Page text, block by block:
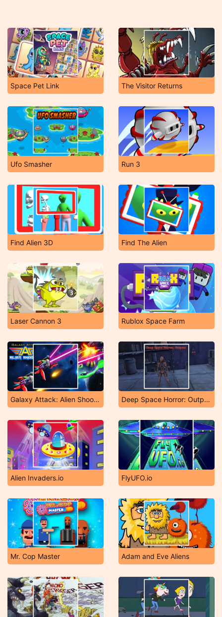
Space Pet Link The Visitor Returns
Ufo Smasher Run 3
Find Alien 3D Find The Alien
Laser Cannon 3 Rublox Space Farm
Galaxy Attack: Alien Shooter Deep Space Horror: Outpost
Alien Invaders.io FlyUFO.io
Mr. Cop Master Adam and Eve Aliens